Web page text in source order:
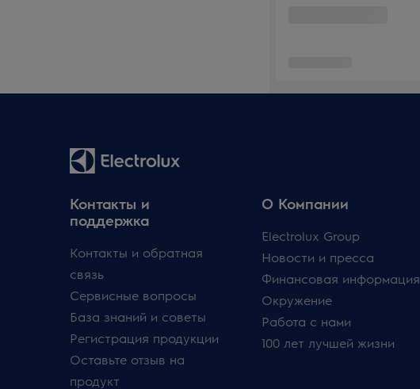
Контакты и
поддержка
Контакты и обратная
связь
Сервисные вопросы
База знаний и советы
Регистрация продукции
Оставьте отзыв на
продукт
О Компании
Electrolux Group
Новости и пресса
Финансовая информация
Окружение
Работа с нами
100 лет лучшей жизни